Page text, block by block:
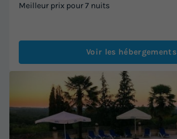
Meilleur prix pour 7 nuits
Voir les hébergements